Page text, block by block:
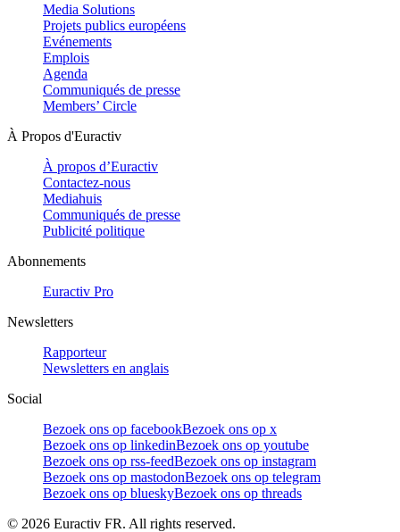
Media Solutions
Projets publics européens
Evénements
Emplois
Agenda
Communiqués de presse
Members’ Circle
À Propos d'Euractiv
À propos d’Euractiv
Contactez-nous
Mediahuis
Communiqués de presse
Publicité politique
Abonnements
Euractiv Pro
Newsletters
Rapporteur
Newsletters en anglais
Social
Bezoek ons op facebookBezoek ons op x
Bezoek ons op linkedinBezoek ons op youtube
Bezoek ons op rss-feedBezoek ons op instagram
Bezoek ons op mastodonBezoek ons op telegram
Bezoek ons op blueskyBezoek ons op threads
© 2026 Euractiv FR. All rights reserved.